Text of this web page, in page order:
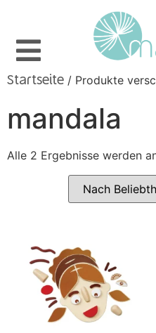
Startseite / Produkte
mandala
Alle 2 Ergebnisse werden